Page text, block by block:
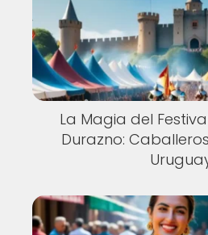
La Magia del
Durazno: